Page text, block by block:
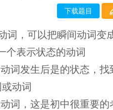
下载题目
词，可以把瞬间动词变
个表示状态的动词
词发生后是的状态，找
动词
词，这是初中很重要的